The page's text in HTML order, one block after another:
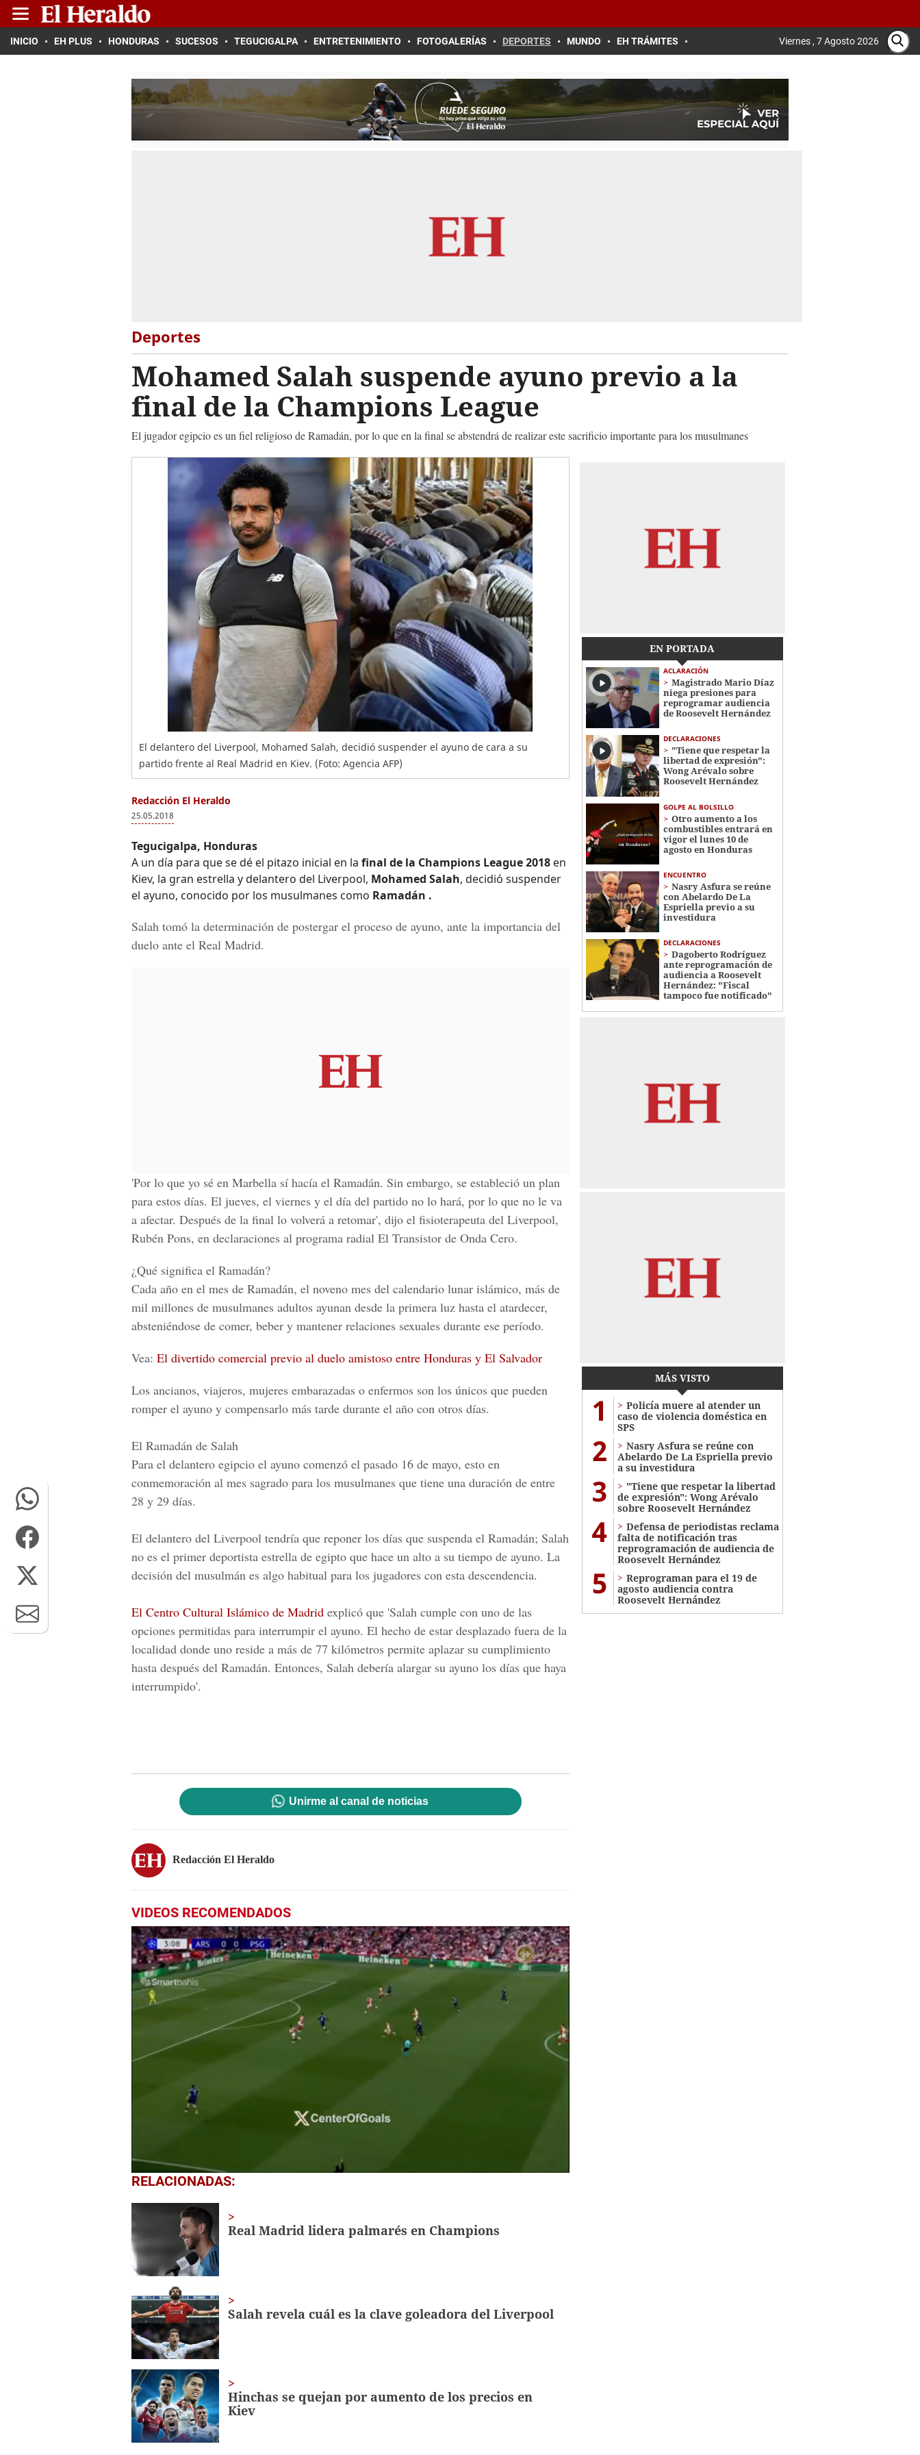
INICIO EH PLUS HONDURAS SUCESOS TEGUCIGALPA ENTRETENIMIENTO FOTOGALERÍAS DEPORTES MUNDO EH TRÁMITES Viernes , 7 Agosto 2026
Deportes
Mohamed Salah suspende ayuno previo a la
final de la Champions League
El jugador egipcio es un fiel religioso de Ramadán, por lo que en la final se abstendrá de realizar este sacrificio importante para los musulmanes
El delantero del Liverpool, Mohamed Salah, decidió suspender el ayuno de cara a su
partido frente al Real Madrid en Kiev. (Foto: Agencia AFP)
Redacción El Heraldo
25.05.2018
Tegucigalpa, Honduras
A un día para que se dé el pitazo inicial en la final de la Champions League 2018 en
Kiev, la gran estrella y delantero del Liverpool, Mohamed Salah, decidió suspender
el ayuno, conocido por los musulmanes como Ramadán .
Salah tomó la determinación de postergar el proceso de ayuno, ante la importancia del
duelo ante el Real Madrid.
'Por lo que yo sé en Marbella sí hacía el Ramadán. Sin embargo, se estableció un plan
para estos días. El jueves, el viernes y el día del partido no lo hará, por lo que no le va
a afectar. Después de la final lo volverá a retomar', dijo el fisioterapeuta del Liverpool,
Rubén Pons, en declaraciones al programa radial El Transistor de Onda Cero.
¿Qué significa el Ramadán?
Cada año en el mes de Ramadán, el noveno mes del calendario lunar islámico, más de
mil millones de musulmanes adultos ayunan desde la primera luz hasta el atardecer,
absteniéndose de comer, beber y mantener relaciones sexuales durante ese período.
Vea: El divertido comercial previo al duelo amistoso entre Honduras y El Salvador
Los ancianos, viajeros, mujeres embarazadas o enfermos son los únicos que pueden
romper el ayuno y compensarlo más tarde durante el año con otros días.
El Ramadán de Salah
Para el delantero egipcio el ayuno comenzó el pasado 16 de mayo, esto en
conmemoración al mes sagrado para los musulmanes que tiene una duración de entre
28 y 29 días.
El delantero del Liverpool tendría que reponer los días que suspenda el Ramadán; Salah
no es el primer deportista estrella de egipto que hace un alto a su tiempo de ayuno. La
decisión del musulmán es algo habitual para los jugadores con esta descendencia.
El Centro Cultural Islámico de Madrid explicó que 'Salah cumple con uno de las
opciones permitidas para interrumpir el ayuno. El hecho de estar desplazado fuera de la
localidad donde uno reside a más de 77 kilómetros permite aplazar su cumplimiento
hasta después del Ramadán. Entonces, Salah debería alargar su ayuno los días que haya
interrumpido'.
Unirme al canal de noticias
Redacción El Heraldo
VIDEOS RECOMENDADOS
0
seconds
seconds
Volume
0%
RELACIONADAS:
Real Madrid lidera palmarés en Champions
Salah revela cuál es la clave goleadora del Liverpool
Hinchas se quejan por aumento de los precios en
Kiev
EN PORTADA
ACLARACIÓN
Magistrado Mario Díaz
niega presiones para
reprogramar audiencia
de Roosevelt Hernández
DECLARACIONES
"Tiene que respetar la
libertad de expresión":
Wong Arévalo sobre
Roosevelt Hernández
GOLPE AL BOLSILLO
Otro aumento a los
combustibles entrará en
vigor el lunes 10 de
agosto en Honduras
ENCUENTRO
Nasry Asfura se reúne
con Abelardo De La
Espriella previo a su
investidura
DECLARACIONES
Dagoberto Rodríguez
ante reprogramación de
audiencia a Roosevelt
Hernández: "Fiscal
tampoco fue notificado"
MÁS VISTO
1
Policía muere al atender un
caso de violencia doméstica en
SPS
2
Nasry Asfura se reúne con
Abelardo De La Espriella previo
a su investidura
3
"Tiene que respetar la libertad
de expresión": Wong Arévalo
sobre Roosevelt Hernández
4
Defensa de periodistas reclama
falta de notificación tras
reprogramación de audiencia de
Roosevelt Hernández
5
Reprograman para el 19 de
agosto audiencia contra
Roosevelt Hernández